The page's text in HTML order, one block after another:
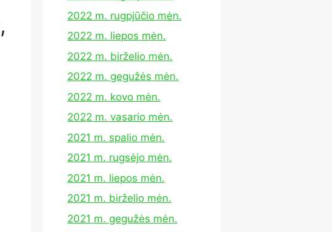
2022 m. rugpjūčio mėn.
2022 m. liepos mėn.
2022 m. birželio mėn.
2022 m. gegužės mėn.
2022 m. kovo mėn.
2022 m. vasario mėn.
2021 m. spalio mėn.
2021 m. rugsėjo mėn.
2021 m. liepos mėn.
2021 m. birželio mėn.
2021 m. gegužės mėn.